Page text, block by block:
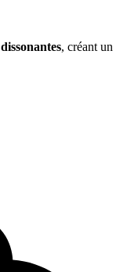
dissonantes, créant un